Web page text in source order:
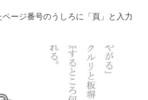
ージ番号のうしろに「頁」と入力